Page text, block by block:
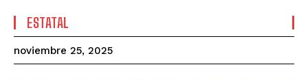
ESTATAL
noviembre 25, 2025